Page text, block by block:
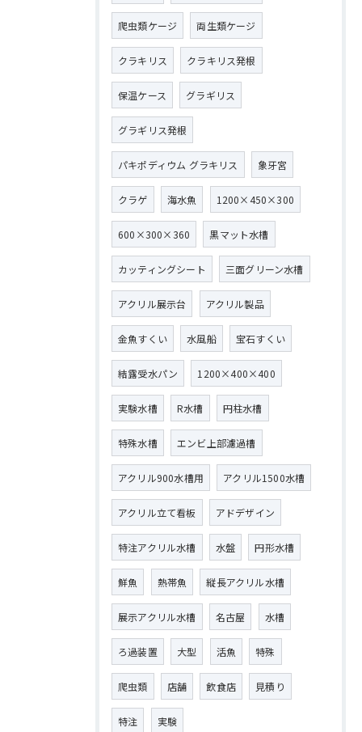
爬虫類ケージ 両生類ケージ
クラキリス クラキリス発根
保温ケース グラギリス
グラギリス発根
パキポディウム グラキリス 象牙宮
クラゲ 海水魚 1200×450×300
600×300×360 黒マット水槽
カッティングシート 三面グリーン水槽
アクリル展示台 アクリル製品
金魚すくい 水風船 宝石すくい
結露受水パン 1200×400×400
実験水槽 R水槽 円柱水槽
特殊水槽 エンビ上部濾過槽
アクリル900水槽用 アクリル1500水槽
アクリル立て看板 アドデザイン
特注アクリル水槽 水盤 円形水槽
鮮魚 熱帯魚 縦長アクリル水槽
展示アクリル水槽 名古屋 水槽
ろ過装置 大型 活魚 特殊
爬虫類 店舗 飲食店 見積り
特注 実験